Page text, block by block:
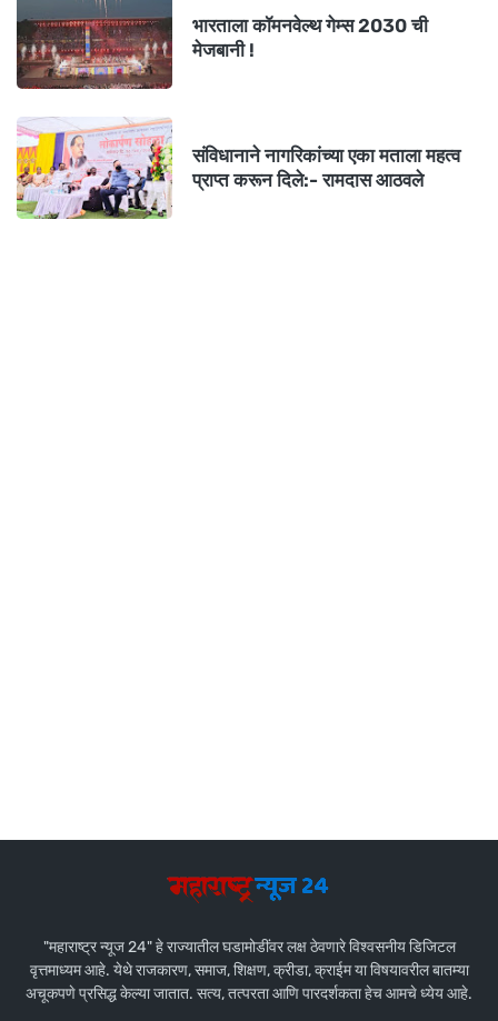
भारताला कॉमनवेल्थ गेम्स 2030 ची
मेजबानी !
संविधानाने नागरिकांच्या एका मताला महत्व
प्राप्त करून दिले:- रामदास आठवले
"महाराष्ट्र न्यूज 24" हे राज्यातील घडामोडींवर लक्ष ठेवणारे विश्वसनीय डिजिटल
वृत्तमाध्यम आहे. येथे राजकारण, समाज, शिक्षण, क्रीडा, क्राईम या विषयावरील बातम्या
अचूकपणे प्रसिद्ध केल्या जातात. सत्य, तत्परता आणि पारदर्शकता हेच आमचे ध्येय आहे.